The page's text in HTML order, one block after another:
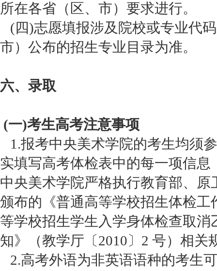
所在各省（区、市）要求进行。
(四)志愿填报涉及院校或专业代
市）公布的招生专业目录为准。
六、录取
(一)考生高考注意事项
1.报考中央美术学院的考生均须
实填写高考体检表中的每一项信息
中央美术学院严格执行教育部、
颁布的《普通高等学校招生体检
等学校招生学生入学身体检查取
知》（教学厅〔2010〕2 号）相关
2.高考外语为非英语语种的考生